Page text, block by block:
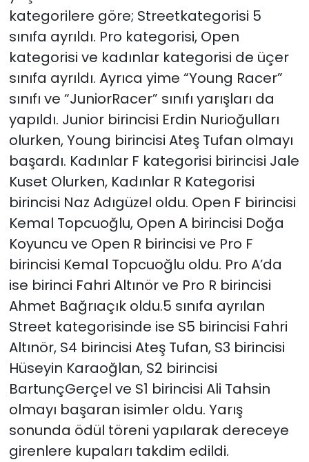
kategorilere göre; Streetkategorisi 5
sınıfa ayrıldı. Pro kategorisi, Open
kategorisi ve kadınlar kategorisi de üçer
sınıfa ayrıldı. Ayrıca yime “Young Racer”
sınıfı ve “JuniorRacer” sınıfı yarışları da
yapıldı. Junior birincisi Erdin Nurioğulları
olurken, Young birincisi Ateş Tufan olmayı
başardı. Kadınlar F kategorisi birincisi Jale
Kuset Olurken, Kadınlar R Kategorisi
birincisi Naz Adıgüzel oldu. Open F birincisi
Kemal Topcuoğlu, Open A birincisi Doğa
Koyuncu ve Open R birincisi ve Pro F
birincisi Kemal Topcuoğlu oldu. Pro A’da
ise birinci Fahri Altınör ve Pro R birincisi
Ahmet Bağrıaçık oldu.5 sınıfa ayrılan
Street kategorisinde ise S5 birincisi Fahri
Altınör, S4 birincisi Ateş Tufan, S3 birincisi
Hüseyin Karaoğlan, S2 birincisi
BartunçGerçel ve S1 birincisi Ali Tahsin
olmayı başaran isimler oldu. Yarış
sonunda ödül töreni yapılarak dereceye
girenlere kupaları takdim edildi.